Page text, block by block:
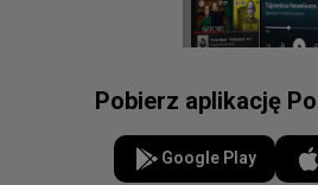
Pobierz aplikację
Google Play